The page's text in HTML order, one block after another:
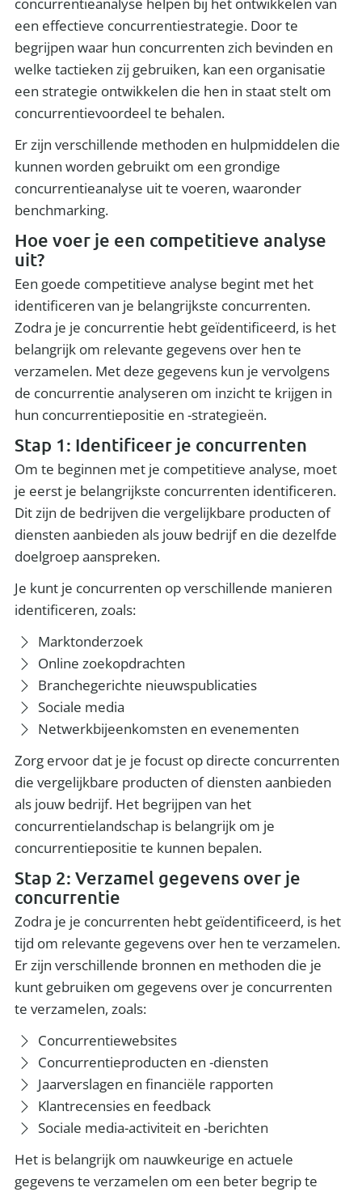
concurrentieanalyse helpen bij het ontwikkelen van
een effectieve concurrentiestrategie. Door te
begrijpen waar hun concurrenten zich bevinden en
welke tactieken zij gebruiken, kan een organisatie
een strategie ontwikkelen die hen in staat stelt om
concurrentievoordeel te behalen.
Er zijn verschillende methoden en hulpmiddelen die
kunnen worden gebruikt om een grondige
concurrentieanalyse uit te voeren, waaronder
benchmarking.
Hoe voer je een competitieve analyse
uit?
Een goede competitieve analyse begint met het
identificeren van je belangrijkste concurrenten.
Zodra je je concurrentie hebt geïdentificeerd, is het
belangrijk om relevante gegevens over hen te
verzamelen. Met deze gegevens kun je vervolgens
de concurrentie analyseren om inzicht te krijgen in
hun concurrentiepositie en -strategieën.
Stap 1: Identificeer je concurrenten
Om te beginnen met je competitieve analyse, moet
je eerst je belangrijkste concurrenten identificeren.
Dit zijn de bedrijven die vergelijkbare producten of
diensten aanbieden als jouw bedrijf en die dezelfde
doelgroep aanspreken.
Je kunt je concurrenten op verschillende manieren
identificeren, zoals:
Marktonderzoek
Online zoekopdrachten
Branchegerichte nieuwspublicaties
Sociale media
Netwerkbijeenkomsten en evenementen
Zorg ervoor dat je je focust op directe concurrenten
die vergelijkbare producten of diensten aanbieden
als jouw bedrijf. Het begrijpen van het
concurrentielandschap is belangrijk om je
concurrentiepositie te kunnen bepalen.
Stap 2: Verzamel gegevens over je
concurrentie
Zodra je je concurrenten hebt geïdentificeerd, is het
tijd om relevante gegevens over hen te verzamelen.
Er zijn verschillende bronnen en methoden die je
kunt gebruiken om gegevens over je concurrenten
te verzamelen, zoals:
Concurrentiewebsites
Concurrentieproducten en -diensten
Jaarverslagen en financiële rapporten
Klantrecensies en feedback
Sociale media-activiteit en -berichten
Het is belangrijk om nauwkeurige en actuele
gegevens te verzamelen om een beter begrip te